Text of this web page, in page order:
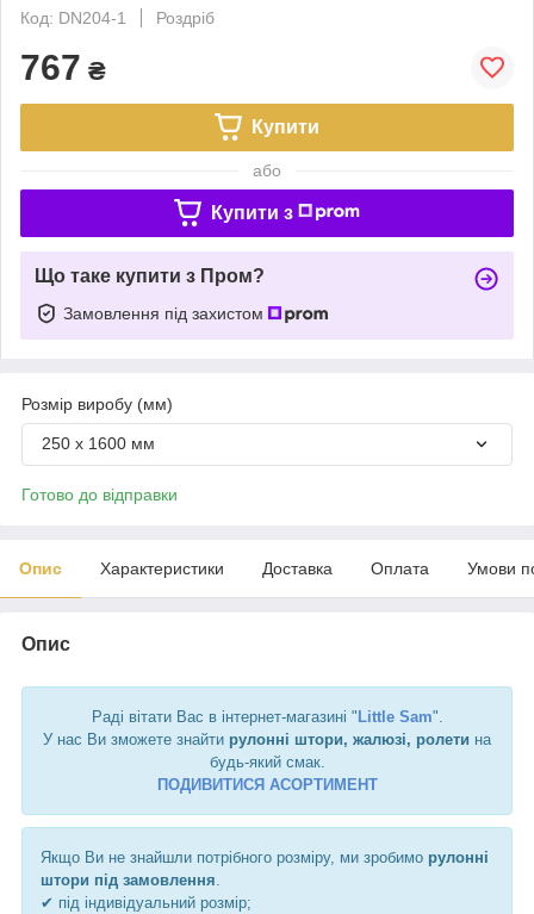
Код: DN204-1
Роздріб
767 ₴
Купити
або
Купити з
Що таке купити з Пром?
Замовлення під захистом
Розмір виробу (мм)
250 х 1600 мм
Готово до відправки
Опис Характеристики Доставка Оплата Умови
Опис
Раді вітати Вас в інтернет-магазині " Little Sam".
У нас Ви зможете знайти рулонні штори, жалюзі, ролети на
будь-який смак.
ПОДИВИТИСЯ АСОРТИМЕНТ
Якщо Ви не знайшли потрібного розміру, ми зробимо рулонні
штори під замовлення
✔ під індивідуальний розмір;